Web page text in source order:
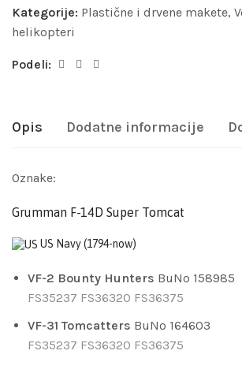
Kategorije: Plastične i drvene makete,
helikopteri
Podeli:
Opis Dodatne informacije
Oznake:
Grumman F-14D Super Tomcat
US Navy(1794-now)
VF-2 Bounty Hunters BuNo 158985
FS35237 FS36320 FS36375
VF-31 Tomcatters BuNo 164603
FS35237 FS36320 FS36375